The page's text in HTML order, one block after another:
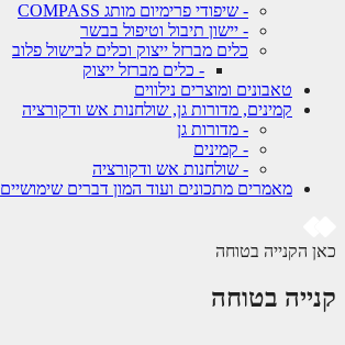
- שיפודי פרימיום מותג COMPASS
- יישון תיבול וטיפול בבשר
כלים מברזל ייצוק וכלים לבישול פלוב
- כלים מברזל ייצוק
טאבונים ומוצרים נילווים
קמינים, מדורות גן, שולחנות אש ודקורציה
- מדורות גן
- קמינים
- שולחנות אש ודקורציה
מאמרים מתכונים ועוד המון דברים שימושיים
כאן הקנייה בטוחה
קנייה בטוחה